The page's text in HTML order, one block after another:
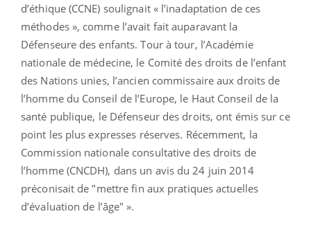
d’éthique (CCNE) soulignait « l’inadaptation de ces
méthodes », comme l’avait fait auparavant la
Défenseure des enfants. Tour à tour, l’Académie
nationale de médecine, le Comité des droits de l’enfant
des Nations unies, l’ancien commissaire aux droits de
l’homme du Conseil de l’Europe, le Haut Conseil de la
santé publique, le Défenseur des droits, ont émis sur ce
point les plus expresses réserves. Récemment, la
Commission nationale consultative des droits de
l’homme (CNCDH), dans un avis du 24 juin 2014
préconisait de "mettre fin aux pratiques actuelles
d’évaluation de l’âge" ».